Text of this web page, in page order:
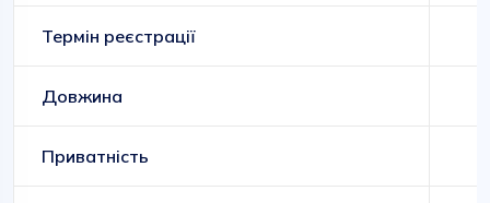
Термін реєстрації
Довжина
Приватність